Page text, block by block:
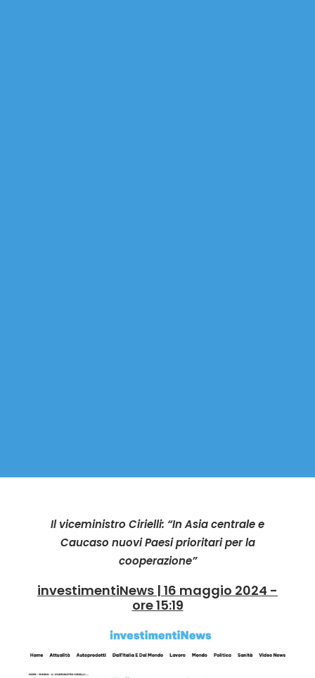
Il viceministro Cirielli: “In Asia centrale e
Caucaso nuovi Paesi prioritari per la
cooperazione”
investimentiNews | 16 maggio 2024 -
ore 15:19